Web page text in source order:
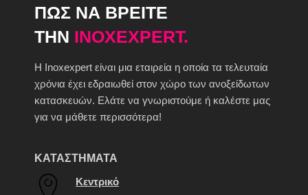
ΠΩΣ ΝΑ ΒΡΕΙΤΕ
ΤΗΝ INOXEXPERT.
H Inoxexpert είναι μια εταιρεία η οποία τα τελευταία
χρόνια έχει εδραιωθεί στον χώρο των ανοξείδωτων
κατασκευών. Ελάτε να γνωριστούμε ή καλέστε μας
για να μάθετε περισσότερα!
ΚΑΤΑΣΤΗΜΑΤΑ
Κεντρικό